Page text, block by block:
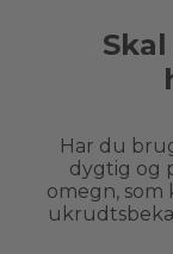
Har du
dygtig og
omegn,